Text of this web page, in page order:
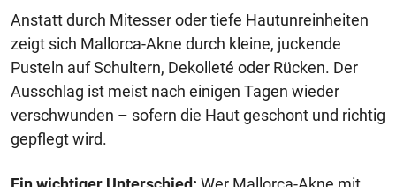
Anstatt durch Mitesser oder tiefe Hautunreinheiten
zeigt sich Mallorca-Akne durch kleine, juckende
Pusteln auf Schultern, Dekolleté oder Rücken. Der
Ausschlag ist meist nach einigen Tagen wieder
verschwunden – sofern die Haut geschont und richtig
gepflegt wird.